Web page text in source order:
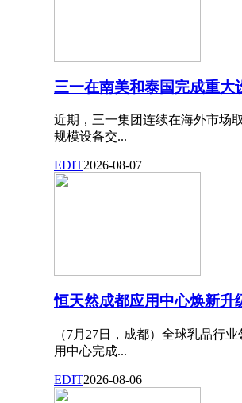
三一在南美和泰国完成重
近期，三一集团连续在海外市场
规模设备交...
EDIT2026-08-07
恒天然成都应用中心焕新
（7月27日，成都）全球乳品行
用中心完成...
EDIT2026-08-06